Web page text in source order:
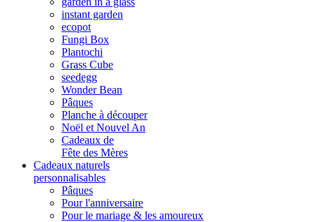
instant garden
ecopot
Fungi Box
Plantochi
Grass Cube
seedegg
Wonder Bean
Pâques
Planche à découper
Noël et Nouvel An
Cadeaux de
Fête des Mères
Cadeaux naturels
personnalisables
Pâques
Pour l'anniversaire
Pour le mariage & les amoureux